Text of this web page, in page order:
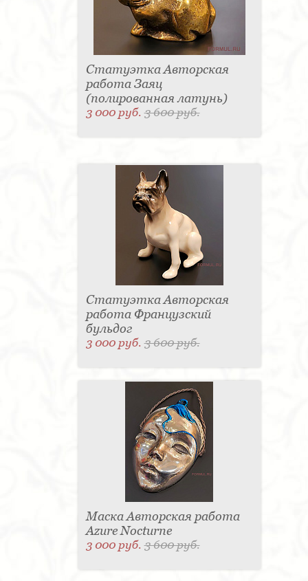
Статуэтка Авторская
работа Заяц
(полированная латунь)
3 000 руб.3 600 руб.
Статуэтка Авторская
работа Французский
бульдог
3 000 руб.3 600 руб.
Маска Авторская работа
Azure Nocturne
3 000 руб.3 600 руб.